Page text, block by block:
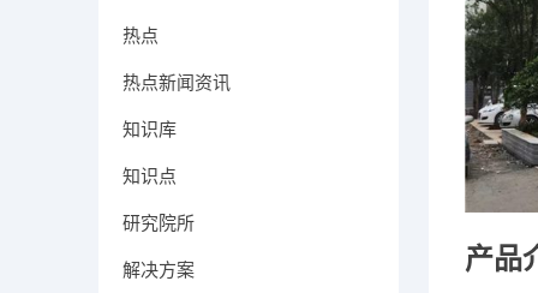
产品
热点
热点新闻资讯
知识库
知识点
研究院所
解决方案